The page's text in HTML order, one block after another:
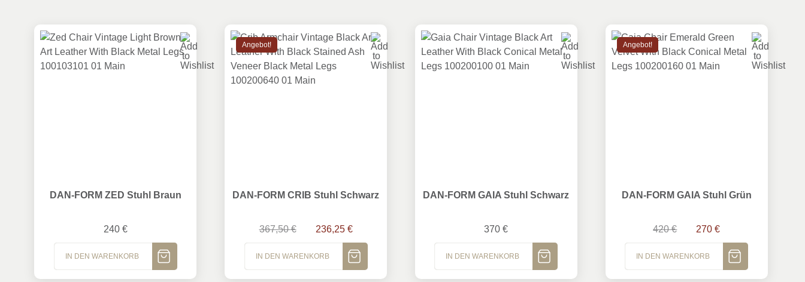
DAN-FORM ZED Stuhl Braun
240 €
IN DEN WARENKORB
Angebot!
DAN-FORM CRIB Stuhl Schwarz
367,50€ Ursprünglicher Preis war: 367,50 €
236,25 €
IN DEN WARENKORB
DAN-FORM GAIA Stuhl Schwarz
370€
IN DEN WARENKORB
Angebot!
DAN-FORM GAIA Stuhl Grün
420€ Ursprünglicher Preis war: 420
270€
IN DEN WARENKORB